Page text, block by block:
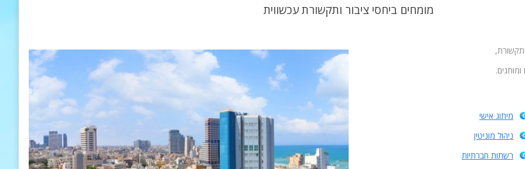
מומחים ביחסי ציבור ותקשורת עכשווית
מיתוג אישי
ניהול מוניטין
רשתות חברתיות